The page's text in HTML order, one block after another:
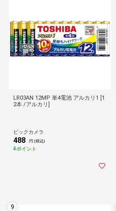
LR03AN 12MP 単4電池 アルカリ1 [1
2本 /アルカリ]
ビックカメラ
488 円 (税込)
4ポイント
9